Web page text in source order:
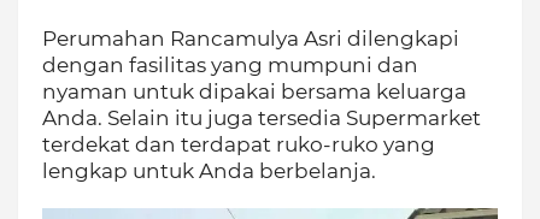
Perumahan Rancamulya Asri dilengkapi
dengan fasilitas yang mumpuni dan
nyaman untuk dipakai bersama keluarga
Anda. Selain itu juga tersedia Supermarket
terdekat dan terdapat ruko-ruko yang
lengkap untuk Anda berbelanja.